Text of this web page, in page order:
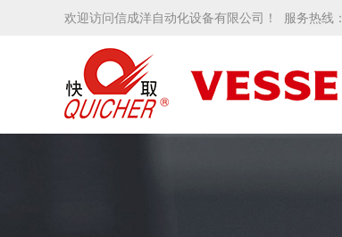
欢迎访问信成洋自动化设备有限公司！ 服务热线：